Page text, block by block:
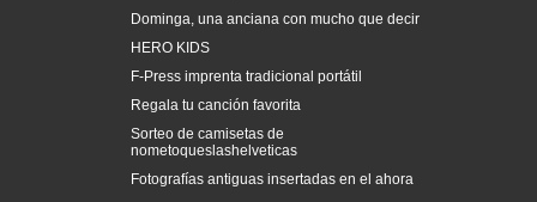
Dominga, una anciana con mucho que decir
HERO KIDS
F-Press imprenta tradicional portátil
Regala tu canción favorita
Sorteo de camisetas de
nometoqueslashelveticas
Fotografías antiguas insertadas en el ahora